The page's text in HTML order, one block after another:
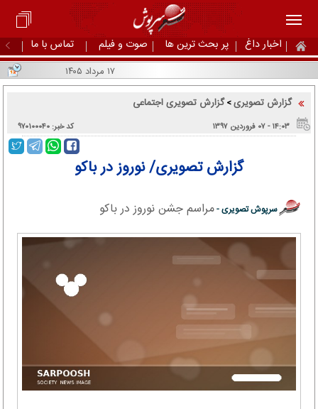
اخبار داغ پر بحث ترین ها صوت و فیلم تماس با ما
۱۷ مرداد ۱۴۰۵
۱۴:۰۳ - ۰۷ فروردین ۱۳۹۷ کد خبر: ۹۷۰۱۰۰۰۴۰
گزارش تصویری>گزارش تصویری اجتماعی
گزارش تصویری/ نوروز در باکو
سرپوش تصویری -مراسم جشن نوروز در باکو